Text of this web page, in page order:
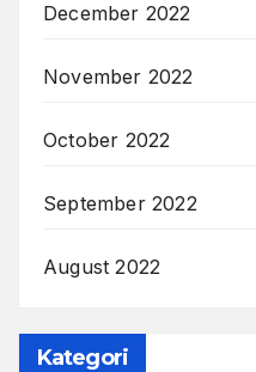
December 2022
November 2022
October 2022
September 2022
August 2022
Kategori